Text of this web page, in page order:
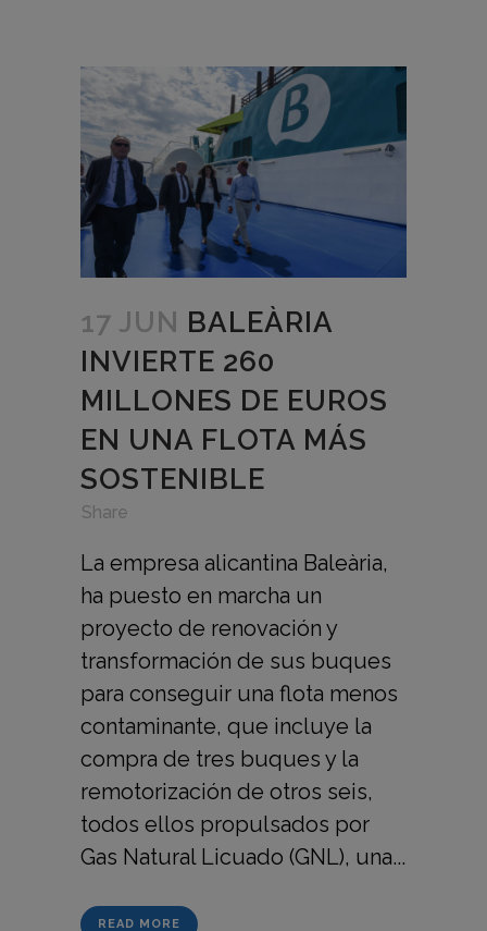
17 JUN BALEÀRIA
INVIERTE 260
MILLONES DE EUROS
EN UNA FLOTA MÁS
SOSTENIBLE
Share
La empresa alicantina Baleària,
ha puesto en marcha un
proyecto de renovación y
transformación de sus buques
para conseguir una flota menos
contaminante, que incluye la
compra de tres buques y la
remotorización de otros seis,
todos ellos propulsados por
Gas Natural Licuado (GNL), una...
READ MORE